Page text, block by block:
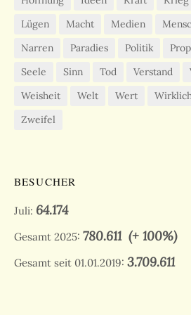
Lügen
Macht Medien
Narren
Paradies Politik
Seele
Sinn Tod Verstand
Weisheit
Welt Wert
Zweifel
BESUCHER
Juli: 64.174
Gesamt 2025: 780.611(+ 100%)
Gesamt seit 01.01.2019: 3.709.611